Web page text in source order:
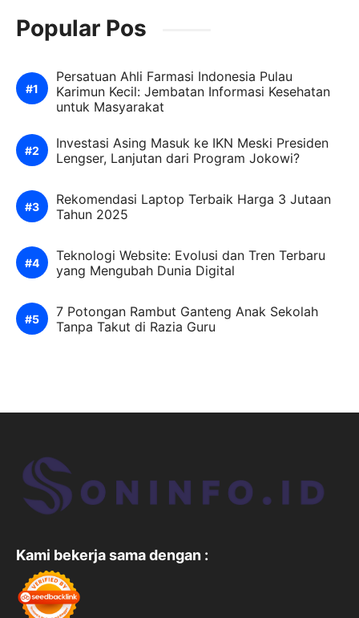
Popular Pos
Persatuan Ahli Farmasi Indonesia Pulau
Karimun Kecil: Jembatan Informasi Kesehatan
untuk Masyarakat
Investasi Asing Masuk ke IKN Meski Presiden
Lengser, Lanjutan dari Program Jokowi?
Rekomendasi Laptop Terbaik Harga 3 Jutaan
Tahun 2025
Teknologi Website: Evolusi dan Tren Terbaru
yang Mengubah Dunia Digital
7 Potongan Rambut Ganteng Anak Sekolah
Tanpa Takut di Razia Guru
Kami bekerja sama dengan :